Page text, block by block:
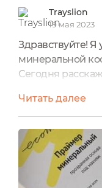
Trayslion
19 мая 2023
Здравствуйте!
минеральной
Сегодня
картонную
основная
1690 рублей.
баночка-шайба,
Читать далее